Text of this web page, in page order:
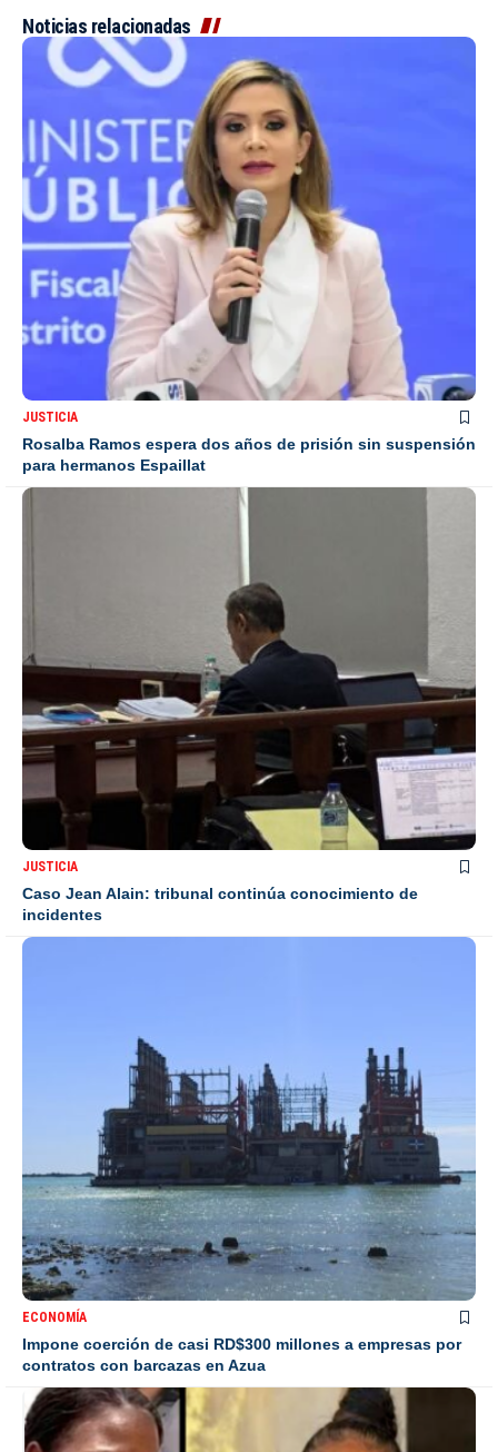
Noticias relacionadas
JUSTICIA
Rosalba Ramos espera dos años de prisión sin suspensión
para hermanos Espaillat
JUSTICIA
Caso Jean Alain: tribunal continúa conocimiento de
incidentes
ECONOMÍA
Impone coerción de casi RD$300 millones a empresas por
contratos con barcazas en Azua